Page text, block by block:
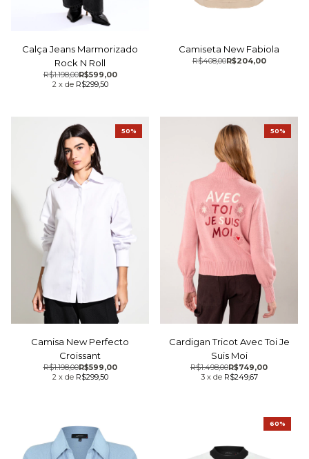
Calça Jeans Marmorizado
Rock N Roll
R$599,00
R$1.198,00
2 x de R$299,50
Camiseta New Fabiola
R$204,00
R$408,00
Camisa New Perfecto
Croissant
R$599,00
R$1.198,00
2 x de R$299,50
50%
Cardigan Tricot Avec Toi Je
Suis Moi
R$749,00
R$1.498,00
3 x de R$249,67
50%
60%